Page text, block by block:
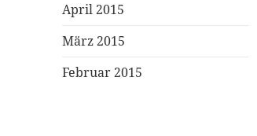
April 2015
März 2015
Februar 2015